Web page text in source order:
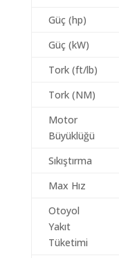
Güç (hp)
Güç (kW)
Tork (ft/lb)
Tork (NM)
Motor
Büyüklüğü
Sıkıştırma
Max Hız
Otoyol
Yakıt
Tüketimi